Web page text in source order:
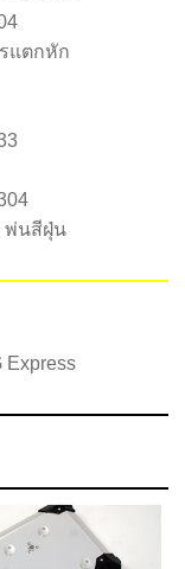
แตกหัก
พ่นสีฝุ่น
Express